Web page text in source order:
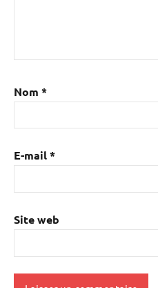
Nom *
E-mail*
Site web